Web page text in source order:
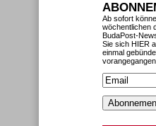
Ab sofort
wöchentlichen
BudaPost-
Sie sich HIER
einmal